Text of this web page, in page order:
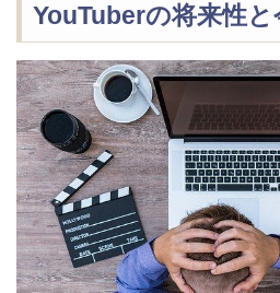
YouTuberの将来性と